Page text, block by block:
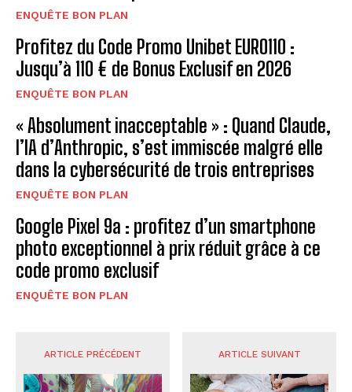
ENQUÊTE BON PLAN
Profitez du Code Promo Unibet EURO110 :
Jusqu’à 110 € de Bonus Exclusif en 2026
ENQUÊTE BON PLAN
« Absolument inacceptable » : Quand Claude,
l’IA d’Anthropic, s’est immiscée malgré elle
dans la cybersécurité de trois entreprises
ENQUÊTE BON PLAN
Google Pixel 9a : profitez d’un smartphone
photo exceptionnel à prix réduit grâce à ce
code promo exclusif
ENQUÊTE BON PLAN
ARTICLE PRÉCÉDENT ARTICLE SUIVANT